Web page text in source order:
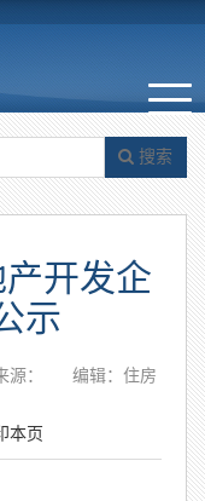
搜索
产开发企
示
：
编辑：住房
本页